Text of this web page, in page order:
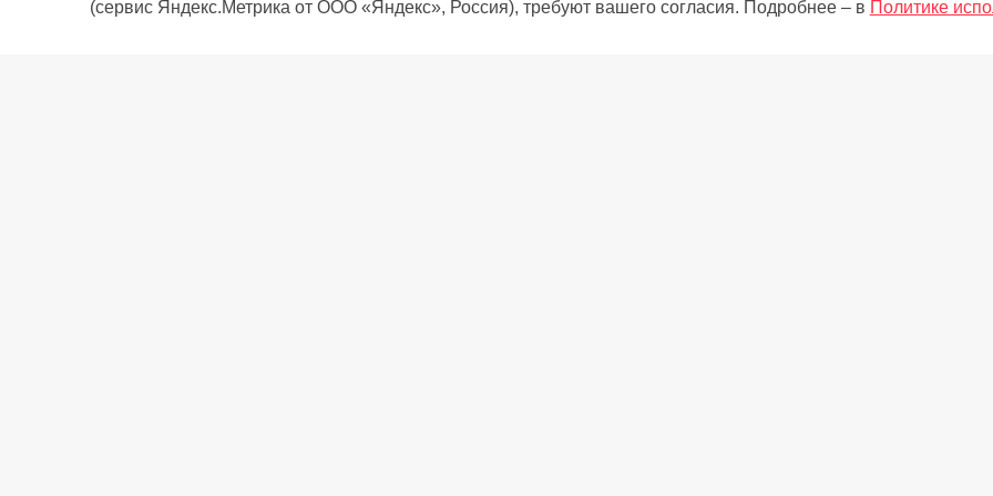
(сервис Яндекс.Метрика от ООО «Яндекс», Россия), требуют вашего согласия. Подробнее – в Политике